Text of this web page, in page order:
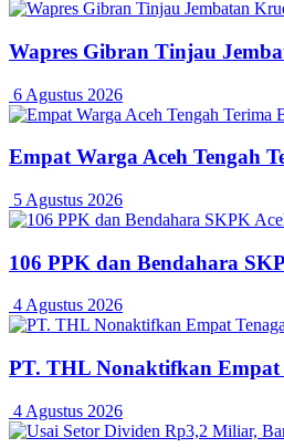
Wapres Gibran Tinjau
6 Agustus 2026
Empat Warga Aceh Tengah
5 Agustus 2026
106 PPK dan Bendahara
4 Agustus 2026
PT. THL Nonaktifkan Empat
4 Agustus 2026